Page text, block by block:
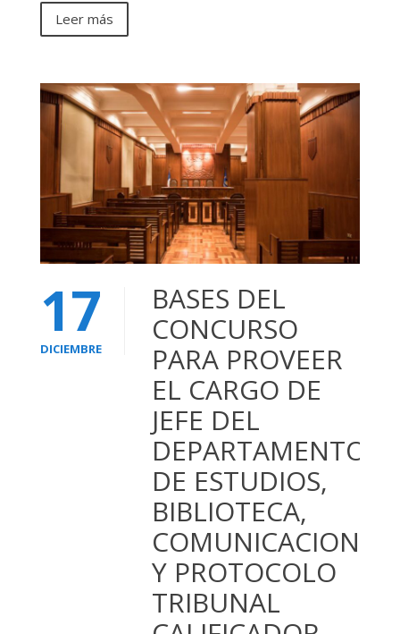
Leer más
17
DICIEMBRE
BASES DEL
CONCURSO
PARA PROVEER
EL CARGO DE
JEFE DEL
DEPARTAMENTO
DE ESTUDIOS,
BIBLIOTECA,
COMUNICACIONES
Y PROTOCOLO
TRIBUNAL